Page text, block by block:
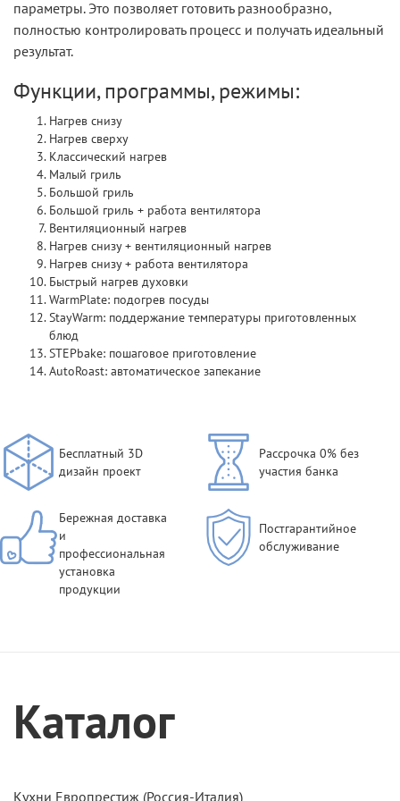
параметры. Это позволяет готовить разнообразно,
полностью контролировать процесс и получать идеальный
результат.
Функции, программы, режимы:
Нагрев снизу
Нагрев сверху
Классический нагрев
Малый гриль
Большой гриль
Большой гриль + работа вентилятора
Вентиляционный нагрев
Нагрев снизу + вентиляционный нагрев
Нагрев снизу + работа вентилятора
Быстрый нагрев духовки
WarmPlate: подогрев посуды
StayWarm: поддержание температуры приготовленных
блюд
STEPbake: пошаговое приготовление
AutoRoast: автоматическое запекание
Бесплатный 3D
дизайн проект
Рассрочка 0% без
участия банка
Бережная доставка
и
профессиональная
установка
продукции
Постгарантийное
обслуживание
Каталог
Кухни Европрестиж (Россия-Италия)